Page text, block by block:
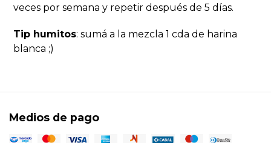
veces por semana y repetir después de 5 días.
Tip humitos: sumá a la mezcla 1 cda de harina
blanca ;)
Medios de pago